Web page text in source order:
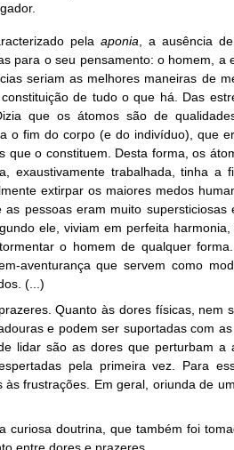
pela aponia , a ausência
para o seu pensamento: o homem, a
seriam as melhores maneiras de
de tudo o que há. Das
que os átomos são de
o fim do corpo (e do indivíduo), que
o constituem. Desta forma, os
exaustivamente trabalhada, tinha a
extirpar os maiores medos
pessoas eram muito supersticiosas
ele, viviam em perfeita harmonia,
o homem de qualquer
aventurança que servem como
(...)
Quanto às dores físicas, nem
e podem ser suportadas com
lidar são as dores que perturbam a
pela primeira vez. Para
frustrações. Em geral, oriunda de
curiosa doutrina, que também foi